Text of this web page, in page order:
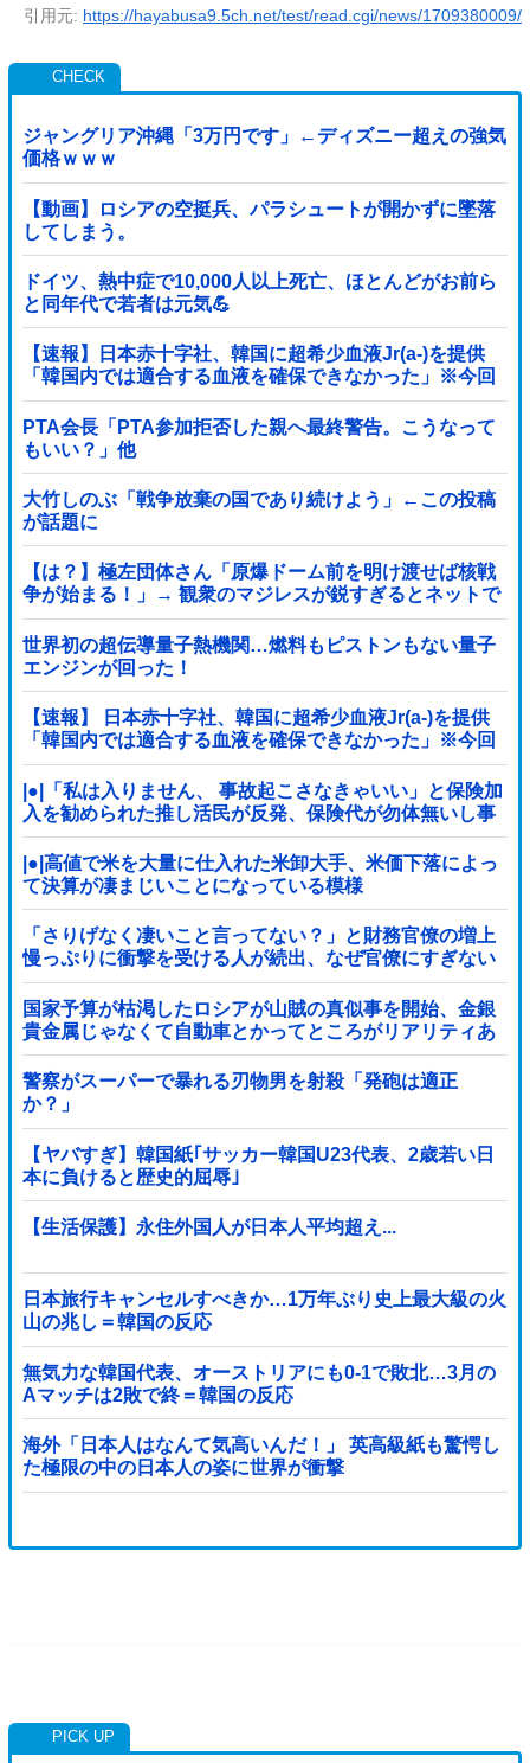
引用元: https://hayabusa9.5ch.net/test/read.cgi/news/1709380009/
ジャングリア沖縄「3万円です」←ディズニー超えの強気
価格ｗｗｗ
【動画】ロシアの空挺兵、パラシュートが開かずに墜落
してしまう。
ドイツ、熱中症で10,000人以上死亡、ほとんどがお前ら
と同年代で若者は元気💪
【速報】日本赤十字社、韓国に超希少血液Jr(a-)を提供
「韓国内では適合する血液を確保できなかった」※今回
で4回目
PTA会長「PTA参加拒否した親へ最終警告。こうなって
もいい？」他
大竹しのぶ「戦争放棄の国であり続けよう」←この投稿
が話題に
【は？】極左団体さん「原爆ドーム前を明け渡せば核戦
争が始まる！」→ 観衆のマジレスが鋭すぎるとネットで
話題に → ｗｗｗｗｗｗｗｗｗｗｗｗ
世界初の超伝導量子熱機関…燃料もピストンもない量子
エンジンが回った！
【速報】 日本赤十字社、韓国に超希少血液Jr(a-)を提供
「韓国内では適合する血液を確保できなかった」※今回
で4回目
|●|「私は入りません、 事故起こさなきゃいい」と保険加
入を勧められた推し活民が反発、保険代が勿体無いし事
故起こしたとして……
|●|高値で米を大量に仕入れた米卸大手、米価下落によっ
て決算が凄まじいことになっている模様
「さりげなく凄いこと言ってない？」と財務官僚の増上
慢っぷりに衝撃を受ける人が続出、なぜ官僚にすぎない
財務省が……
国家予算が枯渇したロシアが山賊の真似事を開始、金銀
貴金属じゃなくて自動車とかってところがリアリティあ
りすぎる……
警察がスーパーで暴れる刃物男を射殺「発砲は適正
か？」
【ヤバすぎ】韓国紙｢サッカー韓国U23代表、2歳若い日
本に負けると歴史的屈辱｣
【生活保護】永住外国人が日本人平均超え...
日本旅行キャンセルすべきか…1万年ぶり史上最大級の火
山の兆し＝韓国の反応
無気力な韓国代表、オーストリアにも0-1で敗北…3月の
Aマッチは2敗で終＝韓国の反応
海外「日本人はなんて気高いんだ！」 英高級紙も驚愕し
た極限の中の日本人の姿に世界が衝撃